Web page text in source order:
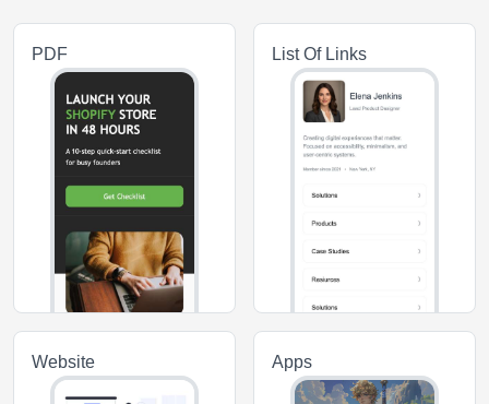
PDF List Of Links
Website Apps